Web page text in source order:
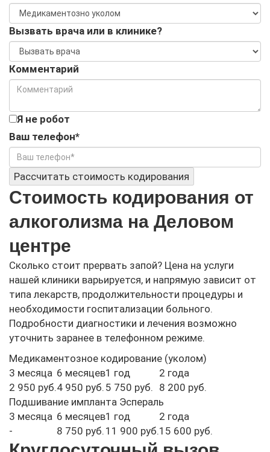
Вызвать врача или в клинике?
Комментарий
Я не робот
Ваш телефон*
Рассчитать стоимость кодирования
Стоимость кодирования от
алкоголизма на Деловом
центре
Сколько стоит прервать запой? Цена на услуги
нашей клиники варьируется, и напрямую зависит от
типа лекарств, продолжительности процедуры и
необходимости госпитализации больного.
Подробности диагностики и лечения возможно
уточнить заранее в телефонном режиме.
Медикаментозное кодирование (уколом)
3 месяца 6 месяцев1 год
2 года
2 950 руб.4 950 руб. 5 750 руб. 8 200 руб.
Подшивание импланта Эспераль
3 месяца 6 месяцев1 год
2 года
-
8 750 руб. 11 900 руб.15 600 руб.